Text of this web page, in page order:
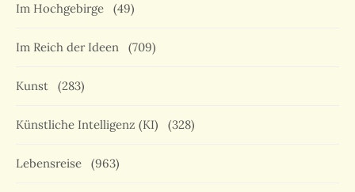
Im Hochgebirge (49)
Im Reich der Ideen (709)
Kunst (283)
Künstliche Intelligenz (KI) (328)
Lebensreise (963)